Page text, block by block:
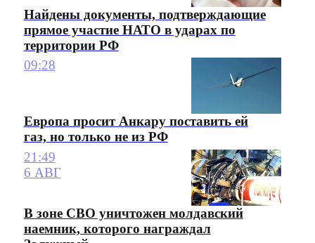
Найдены документы, подтверждающие
прямое участие НАТО в ударах по
территории РФ
09:28
Европа просит Анкару поставить ей
газ, но только не из РФ
21:49
6 АВГ
В зоне СВО уничтожен молдавский
наемник, которого награждал